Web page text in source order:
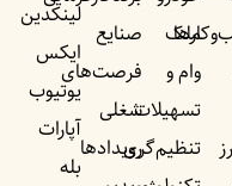
ملک
وام و
تسهیلات
تنظیم‌گری
صنایع
فرصت‌های
شغلی
رویداد‌ها
لینکدین
ایکس
یوتیوب
آپارات
بله